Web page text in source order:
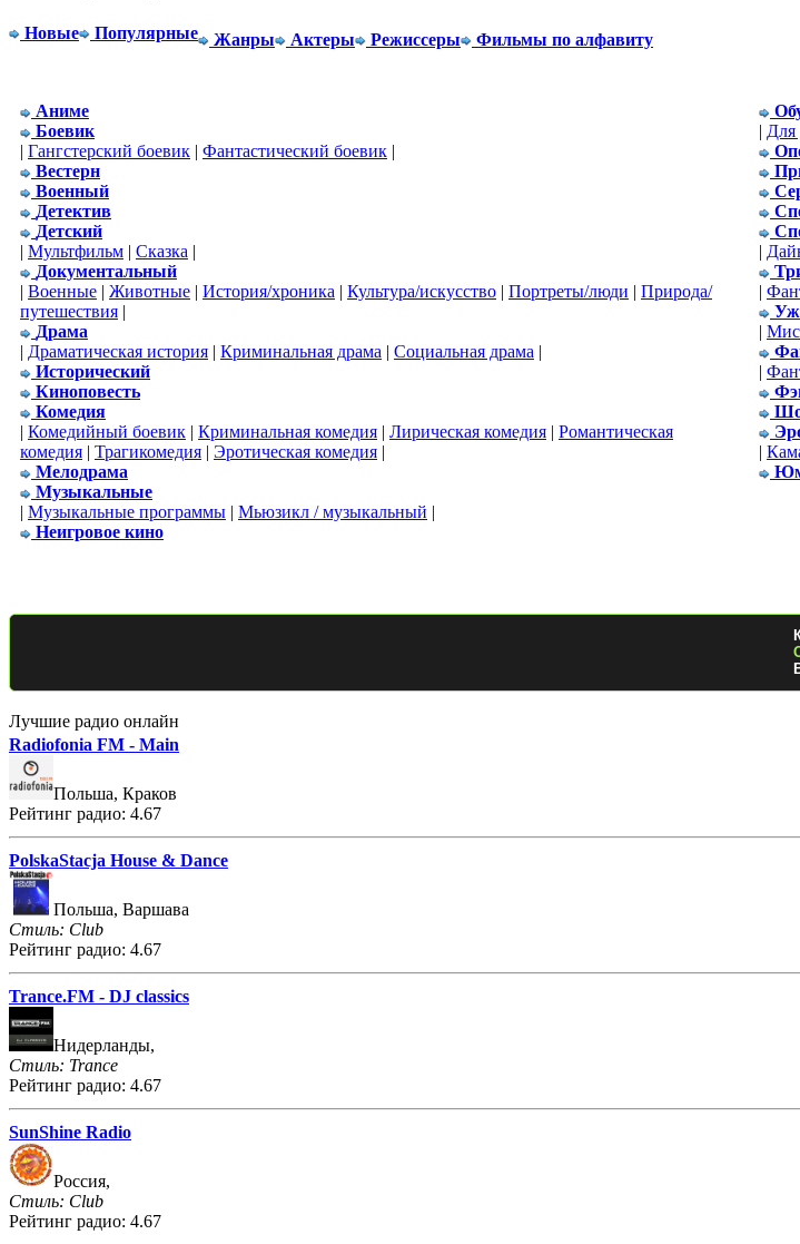
Новые Популярные Жанры Актеры Режиссеры Фильмы по алфавиту
Аниме
Боевик
| Гангстерский боевик | Фантастический боевик |
Вестерн
Военный
Детектив
Детский
| Мультфильм | Сказка |
Документальный
| Военные | Животные | История/хроника | Культура/искусство | Портреты/люди | Природа/
путешествия |
Драма
| Драматическая история | Криминальная драма | Социальная драма |
Исторический
Киноповесть
Комедия
| Комедийный боевик | Криминальная комедия | Лирическая комедия | Романтическая
комедия | Трагикомедия | Эротическая комедия |
Мелодрама
Музыкальные
| Музыкальные программы | Мьюзикл / музыкальный |
Неигровое кино
| Для
|
|
|
|
|
Лучшие радио онлайн
Radiofonia FM - Main
Польша, Краков
Рейтинг радио: 4.67
PolskaStacja House & Dance
Польша, Варшава
Стиль: Club
Рейтинг радио: 4.67
Trance.FM - DJ classics
Нидерланды,
Стиль: Trance
Рейтинг радио: 4.67
SunShine Radio
Россия,
Стиль: Club
Рейтинг радио: 4.67